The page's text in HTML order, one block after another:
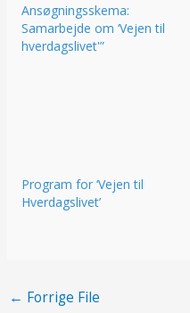
Ansøgningsskema:
Samarbejde om ‘Vejen til
hverdagslivet'”
Program for ‘Vejen til
Hverdagslivet’
← Forrige File